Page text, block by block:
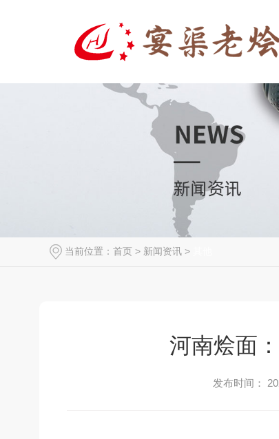
当前位置： 首页 > 新闻资讯 >
河南烩面
发布时间：